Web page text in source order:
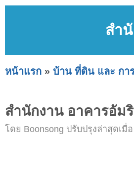
สำ
หน้าแรก » บ้าน ที่ดิน และ กา
สำนักงาน อาคารอัม
โดย Boonsong ปรับปรุงล่าสุดเมื่